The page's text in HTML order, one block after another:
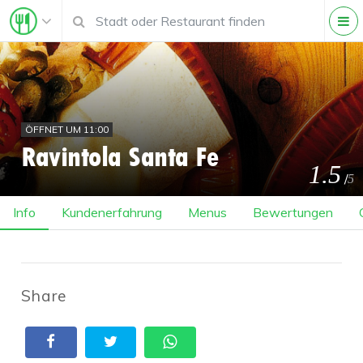
ÖFFNET UM 11:00
Ravintola Santa Fe 1.5 /5
Info Kundenerfahrung Menus Bewertungen
Share